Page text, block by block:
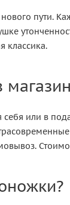
пути.
классика.
себя или в